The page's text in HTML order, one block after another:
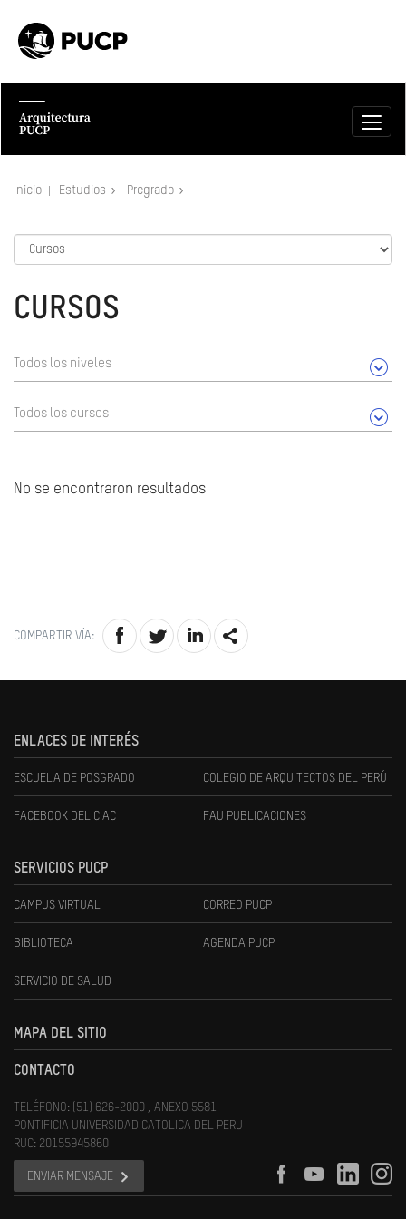
Inicio Estudios Pregrado
CURSOS
Todos los niveles
Todos los cursos
No se encontraron resultados
COMPARTIR VÍA:
ENLACES DE INTERÉS
ESCUELA DE POSGRADO COLEGIO DE ARQUITECTOS DEL PERÚ
FACEBOOK DEL CIAC FAU PUBLICACIONES
SERVICIOS PUCP
CAMPUS VIRTUAL CORREO PUCP
BIBLIOTECA AGENDA PUCP
SERVICIO DE SALUD
MAPA DEL SITIO
CONTACTO
TELÉFONO: (51) 626-2000 , ANEXO 5581
PONTIFICIA UNIVERSIDAD CATOLICA DEL PERU
RUC: 20155945860
ENVIAR MENSAJE